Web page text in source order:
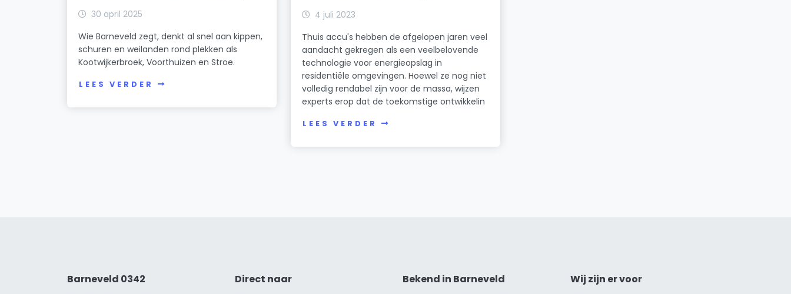
30 april 2025
Wie Barneveld zegt, denkt al snel aan kippen,
schuren en weilanden rond plekken als
Kootwijkerbroek, Voorthuizen en Stroe.
LEES VERDER
4 juli 2023
Thuis accu's hebben de afgelopen jaren veel
aandacht gekregen als een veelbelovende
technologie voor energieopslag in
residentiële omgevingen. Hoewel ze nog niet
volledig rendabel zijn voor de massa, wijzen
experts erop dat de toekomstige ontwikkelin
LEES VERDER
Barneveld 0342
Direct naar
Bekend in Barneveld
Wij zijn er voor